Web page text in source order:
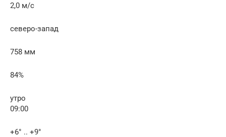
2,0 м/с
северо-запад
758 мм
84%
утро
09:00
+6° .. +9°